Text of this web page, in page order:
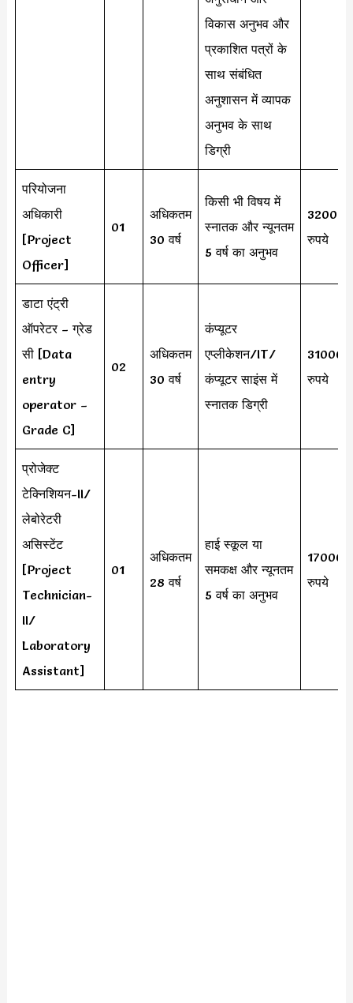
विकास अनुभव और
प्रकाशित पत्रों के
साथ संबंधित
अनुशासन में व्यापक
अनुभव के साथ
डिग्री
परियोजना
अधिकारी
[Project
Officer]
01
अधिकतम
30 वर्ष
किसी भी विषय में
स्नातक और न्यूनतम
5 वर्ष का अनुभव
32000
रुपये
डाटा एंट्री
ऑपरेटर – ग्रेड
सी [Data
entry
operator –
Grade C]
02
अधिकतम
30 वर्ष
कंप्यूटर
एप्लीकेशन/IT/
कंप्यूटर साइंस में
स्नातक डिग्री
31000
रुपये
प्रोजेक्ट
टेक्निशियन-II/
लेबोरेटरी
असिस्टेंट
[Project
Technician-
II/
Laboratory
Assistant]
01
अधिकतम
28 वर्ष
हाई स्कूल या
समकक्ष और न्यूनतम
5 वर्ष का अनुभव
17000
रुपये